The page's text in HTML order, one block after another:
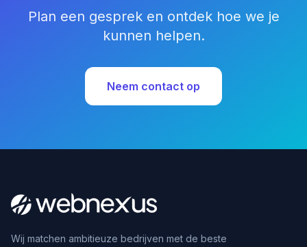
Plan een gesprek en ontdek hoe we je
kunnen helpen.
Neem contact op
Wij matchen ambitieuze bedrijven met de beste